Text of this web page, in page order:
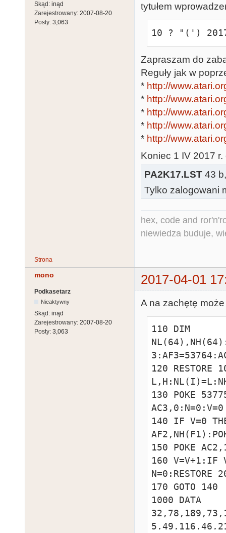
Skąd: inąd
Zarejestrowany: 2007-08-20
Posty: 3,063
tytułem
10 ? "(') 2017 -
Zapraszam do
Reguły jak w
* http://
* http://
* http://
* http://
* http://
Koniec 1 IV 2017
PA2K17.LST 43
Tylko zalogowani
hex, code and
niewiedza buduje,
Strona
mono 2017-04-01
Podkasetarz
Nieaktywny
Skąd: inąd
Zarejestrowany: 2007-08-20
Posty: 3,063
A na zachętę
110 DIM
120 RESTORE
130 POKE
AC3,0:N=0:V=0
140 IF V=0
150 POKE
160 V=V+1:IF
N=0:RESTORE
170 GOTO 140
1000 DATA